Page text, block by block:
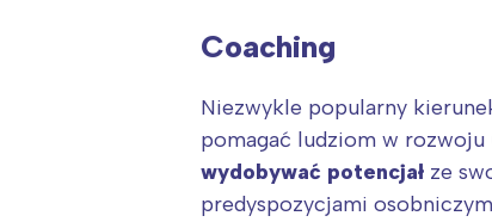
Coaching
Niezwykle popularny
pomagać ludziom w
wydobywać potencjał ze
predyspozycjami